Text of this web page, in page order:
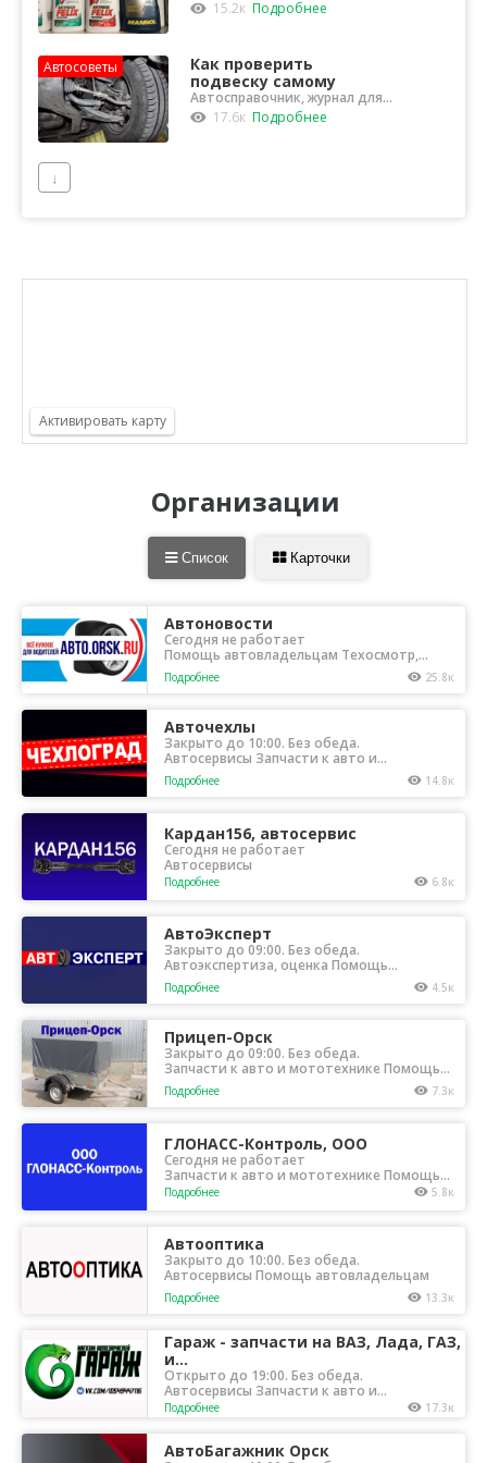
цвета?
водителей
15.2к Подробнее
Автосоветы
Как проверить
подвеску самому
Автосправочник, журнал для
водителей
17.6к Подробнее
↓
Организации
Список Карточки
Автоновости
Сегодня не работает
Помощь автовладельцам Техосмотр,
автострахование
Подробнее 25.8к
Авточехлы
Закрыто до 10:00. Без обеда.
Автосервисы Запчасти к авто и
мототехнике
Подробнее 14.8к
Кардан156, автосервис
Сегодня не работает
Автосервисы
Подробнее 6.8к
АвтоЭксперт
Закрыто до 09:00. Без обеда.
Автоэкспертиза, оценка Помощь
автовладельцам Эвакуаторы
Подробнее 4.5к
Прицеп-Орск
Закрыто до 09:00. Без обеда.
Запчасти к авто и мототехнике Помощь
автовладельцам
Подробнее 7.3к
ГЛОНАСС-Контроль, ООО
Сегодня не работает
Запчасти к авто и мототехнике Помощь
автовладельцам Техосмотр,
автострахование
Подробнее 5.8к
Автооптика
Закрыто до 10:00. Без обеда.
Автосервисы Помощь автовладельцам
Подробнее 13.3к
Гараж - запчасти на ВАЗ, Лада, ГАЗ,
и...
Открыто до 19:00. Без обеда.
Автосервисы Запчасти к авто и
мототехнике
Подробнее 17.3к
АвтоБагажник Орск